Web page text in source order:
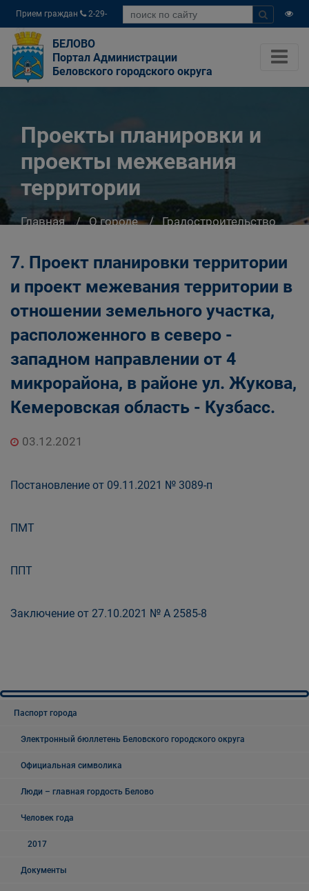
Прием граждан
2-29-
04
БЕЛОВО
Портал Администрации
Беловского городского округа
Проекты планировки и
проекты межевания
территории
Главная О городе
Градостроительство
территории
7. Проект планировки территории
и проект межевания территории в
отношении земельного участка,
расположенного в северо -
западном направлении от 4
микрорайона, в районе ул. Жукова,
Кемеровская область - Кузбасс.
03.12.2021
Постановление от 09.11.2021 № 3089-п
ПМТ
ППТ
Заключение от 27.10.2021 № А 2585-8
Паспорт города
Электронный бюллетень Беловского городского округа
Официальная символика
Люди – главная гордость Белово
Человек года
2017
Документы